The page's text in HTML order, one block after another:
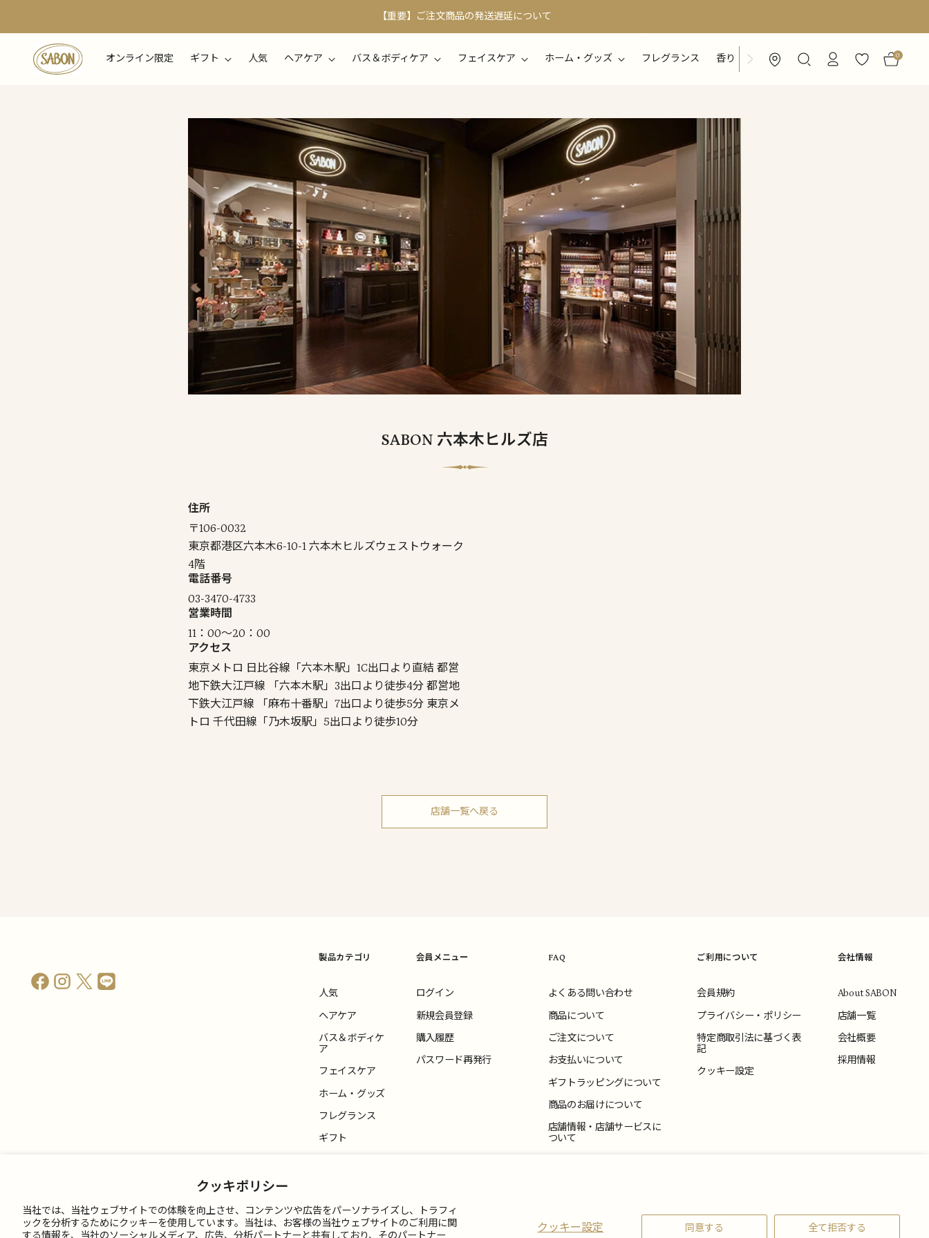
クッキポリシー
当社では、当社ウェブサイトでの体験を向上させ、コンテンツや広告をパーソナライズし、トラフィ
ックを分析するためにクッキーを使用しています。当社は、お客様の当社ウェブサイトのご利用に関
クッキー設定 同意する 全て拒否する
【重要】ご注文商品の発送遅延について
オンライン限定 ギフト 人気 ヘアケア バス＆ボディケア フェイスケア ホーム・グッズ フレグランス 香り 特集ページ 0
SABON 六本木ヒルズ店
住所
〒106-0032
東京都港区六本木6-10-1 六本木ヒルズウェストウォーク
4階
電話番号
03-3470-4733
営業時間
11：00～20：00
アクセス
東京メトロ 日比谷線「六本木駅」1C出口より直結 都営
地下鉄大江戸線 「六本木駅」3出口より徒歩4分 都営地
下鉄大江戸線 「麻布十番駅」7出口より徒歩5分 東京メ
トロ 千代田線「乃木坂駅」5出口より徒歩10分
店舗一覧へ戻る
製品カテゴリ
人気
ヘアケア
バス＆ボディケ
ア
フェイスケア
ホーム・グッズ
フレグランス
ギフト
会員メニュー
ログイン
新規会員登録
購入履歴
パスワード再発行
FAQ
よくある問い合わせ
商品について
ご注文について
お支払いについて
ギフトラッピングについて
商品のお届けについて
店舗情報・店舗サービスに
ついて
ご利用について
会員規約
プライバシー・ポリシー
特定商取引法に基づく表
記
クッキー設定
会社情報
About SABON
店舗一覧
会社概要
採用情報